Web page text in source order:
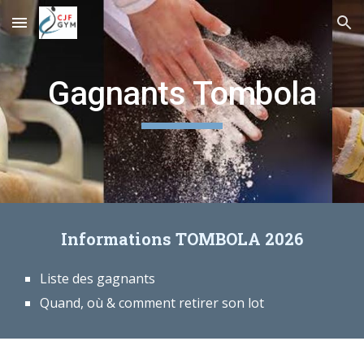
Skip to main content Skip to navigation
Gagnants Tombola
Informations TOMBOLA 2026
Liste des gagnants
Quand, où & comment retirer son lot